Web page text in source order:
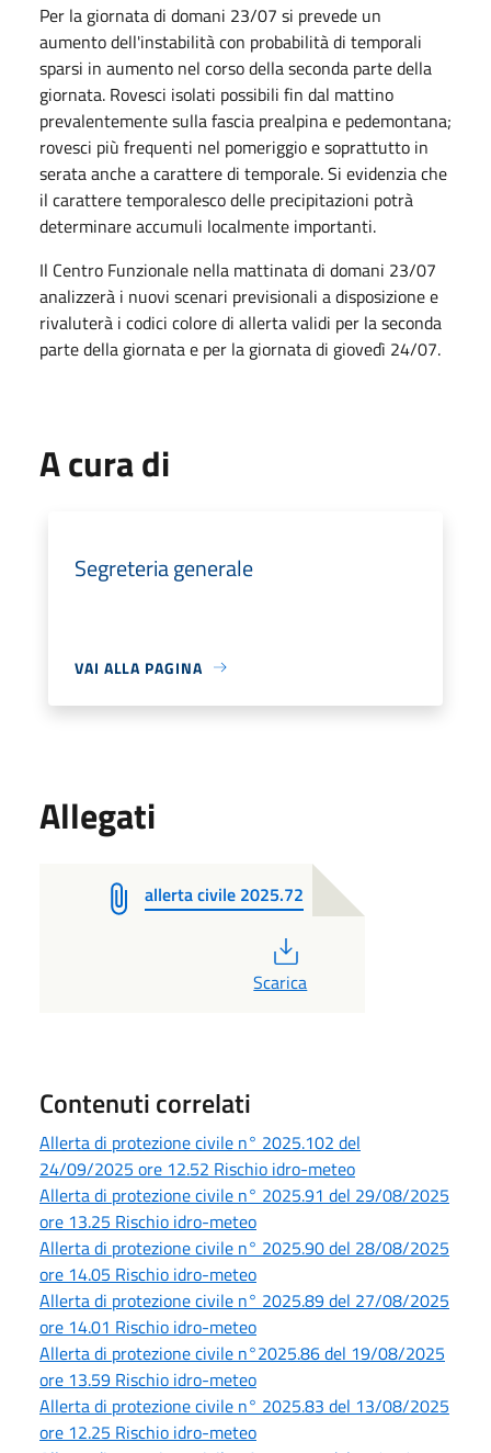
Per la giornata di domani 23/07 si prevede un
aumento dell'instabilità con probabilità di temporali
sparsi in aumento nel corso della seconda parte della
giornata. Rovesci isolati possibili fin dal mattino
prevalentemente sulla fascia prealpina e pedemontana;
rovesci più frequenti nel pomeriggio e soprattutto in
serata anche a carattere di temporale. Si evidenzia che
il carattere temporalesco delle precipitazioni potrà
determinare accumuli localmente importanti.
Il Centro Funzionale nella mattinata di domani 23/07
analizzerà i nuovi scenari previsionali a disposizione e
rivaluterà i codici colore di allerta validi per la seconda
parte della giornata e per la giornata di giovedì 24/07.
A cura di
Segreteria generale
VAI ALLA PAGINA
Allegati
allerta civile 2025.72
Scarica
Contenuti correlati
Allerta di protezione civile n° 2025.102 del
24/09/2025 ore 12.52 Rischio idro-meteo
Allerta di protezione civile n° 2025.91 del 29/08/2025
ore 13.25 Rischio idro-meteo
Allerta di protezione civile n° 2025.90 del 28/08/2025
ore 14.05 Rischio idro-meteo
Allerta di protezione civile n° 2025.89 del 27/08/2025
ore 14.01 Rischio idro-meteo
Allerta di protezione civile n°2025.86 del 19/08/2025
ore 13.59 Rischio idro-meteo
Allerta di protezione civile n° 2025.83 del 13/08/2025
ore 12.25 Rischio idro-meteo